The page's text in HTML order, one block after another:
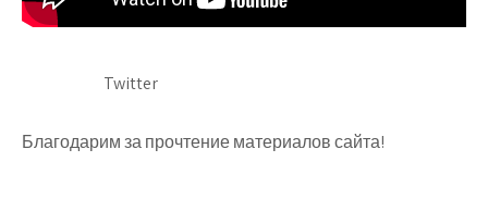
Twitter
Благодарим за прочтение материалов сайта!